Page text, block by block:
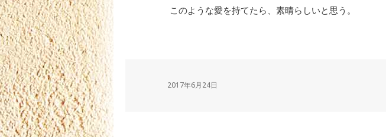
このような愛を持てたら、素晴らしいと思う。
2017年6月24日